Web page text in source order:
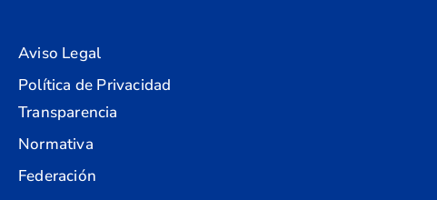
Aviso Legal
Política de Privacidad
Transparencia
Normativa
Federación